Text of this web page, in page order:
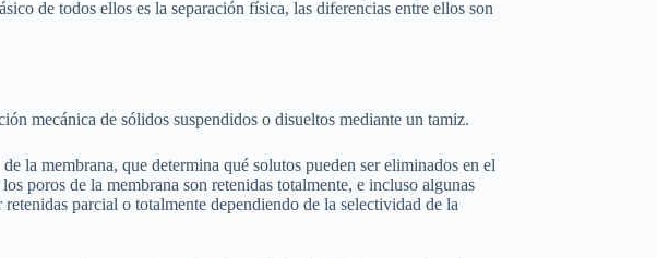
de todos ellos es la separación física, las diferencias entre ellos son
mecánica de sólidos suspendidos o disueltos mediante un tamiz.
la membrana, que determina qué solutos pueden ser eliminados en el
poros de la membrana son retenidas totalmente, e incluso algunas
parcial o totalmente dependiendo de la selectividad de la